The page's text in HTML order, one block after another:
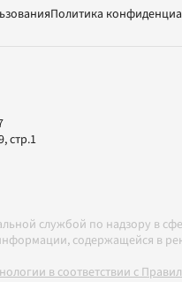
Политика
стр.1
службой по надзору в
информации, содержащейся
в соответствии с